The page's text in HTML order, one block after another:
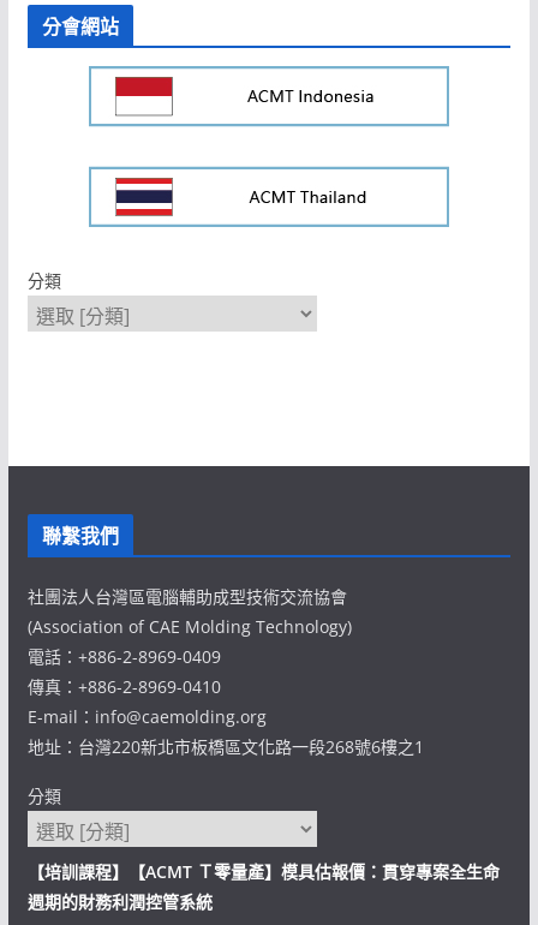
分會網站
分類
聯繫我們
社團法人台灣區電腦輔助成型技術交流協會
(Association of CAE Molding Technology)
電話：+886-2-8969-0409
傳真：+886-2-8969-0410
E-mail：info@caemolding.org
地址：台灣220新北市板橋區文化路一段268號6樓之1
分類
【培訓課程】【ACMT Ｔ零量產】模具估報價：貫穿專案全生命
週期的財務利潤控管系統